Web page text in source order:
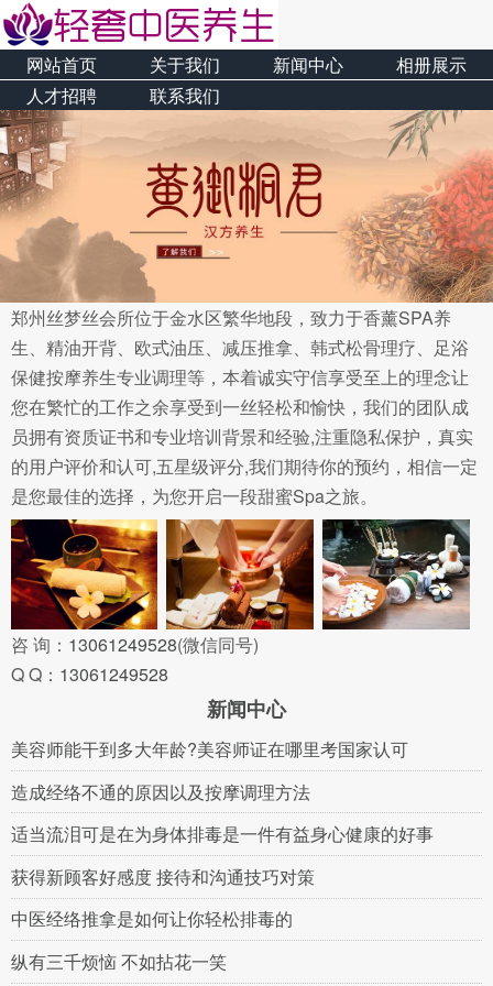
网站首页 关于我们 新闻中心
相册展示
人才招聘
联系我们
郑州丝梦丝会所位于金水区繁华地段，致力于香薰SPA养
生、精油开背、欧式油压、减压推拿、韩式松骨理疗、足浴
保健按摩养生专业调理等，本着诚实守信享受至上的理念让
您在繁忙的工作之余享受到一丝轻松和愉快，我们的团队成
员拥有资质证书和专业培训背景和经验,注重隐私保护，真实
的用户评价和认可,五星级评分,我们期待你的预约，相信一定
是您最佳的选择，为您开启一段甜蜜Spa之旅。
咨 询： 13061249528(微信同号)
Q Q： 13061249528
新闻中心
美容师能干到多大年龄?美容师证在哪里考国家认可
造成经络不通的原因以及按摩调理方法
适当流泪可是在为身体排毒是一件有益身心健康的好事
获得新顾客好感度 接待和沟通技巧对策
中医经络推拿是如何让你轻松排毒的
纵有三千烦恼 不如拈花一笑